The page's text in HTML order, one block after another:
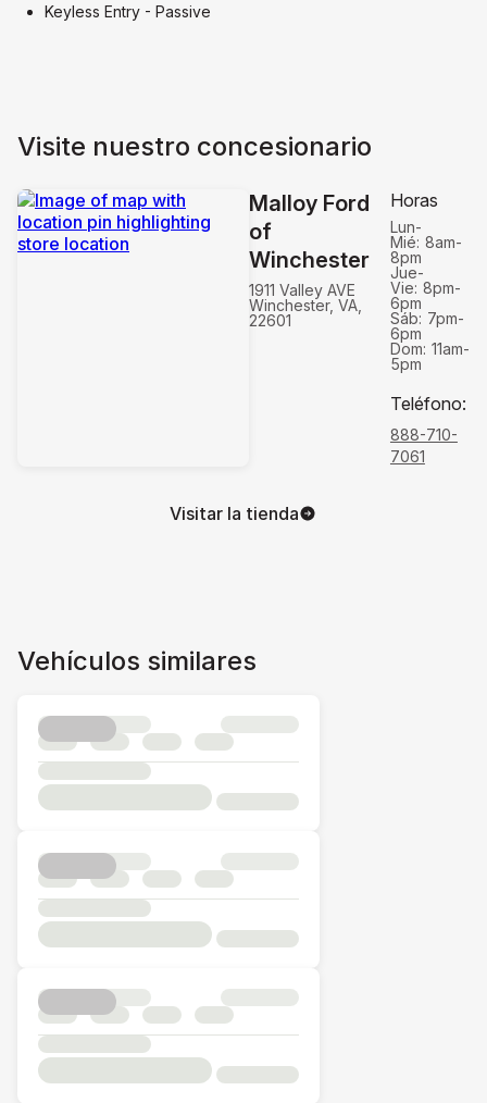
Keyless Entry - Passive
Visite nuestro concesionario
Malloy Ford
of
Winchester
1911 Valley AVE
Winchester, VA,
22601
Horas
Lun-
Mié: 8am-
8pm
Jue-
Vie: 8pm-
6pm
Sáb: 7pm-
6pm
Dom: 11am-
5pm
Teléfono:
888-710-
7061
Visitar la tienda
Vehículos similares